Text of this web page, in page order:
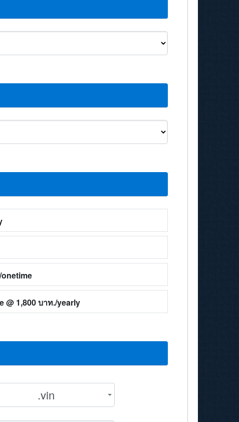
@ 1,800 บาท./yearly
.vin